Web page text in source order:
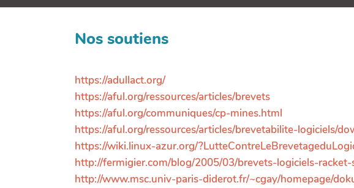
Nos soutiens
https://adullact.org/
https://aful.org/ressources/articles/brevets
https://aful.org/communiques/cp-mines.html
https://aful.org/ressources/articles/brevetabilite-logiciels/
https://wiki.linux-azur.org/
http://fermigier.com/blog/2005/03/brevets-logiciels-
http://www.msc.univ-paris-diderot.fr/~cgay/homepage/